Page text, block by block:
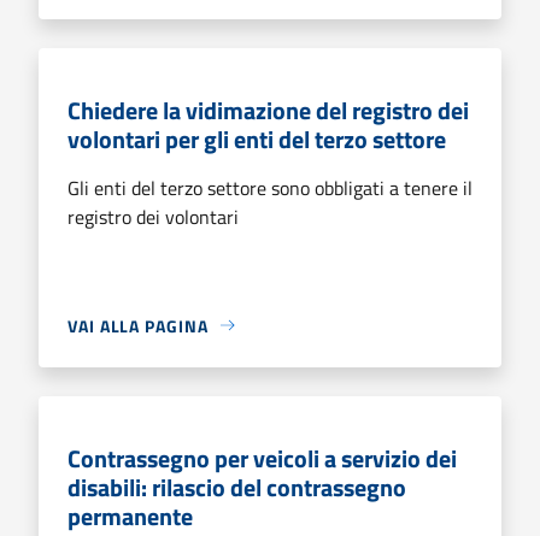
Chiedere la vidimazione del registro dei
volontari per gli enti del terzo settore
Gli enti del terzo settore sono obbligati a tenere il
registro dei volontari
VAI ALLA PAGINA
Contrassegno per veicoli a servizio dei
disabili: rilascio del contrassegno
permanente